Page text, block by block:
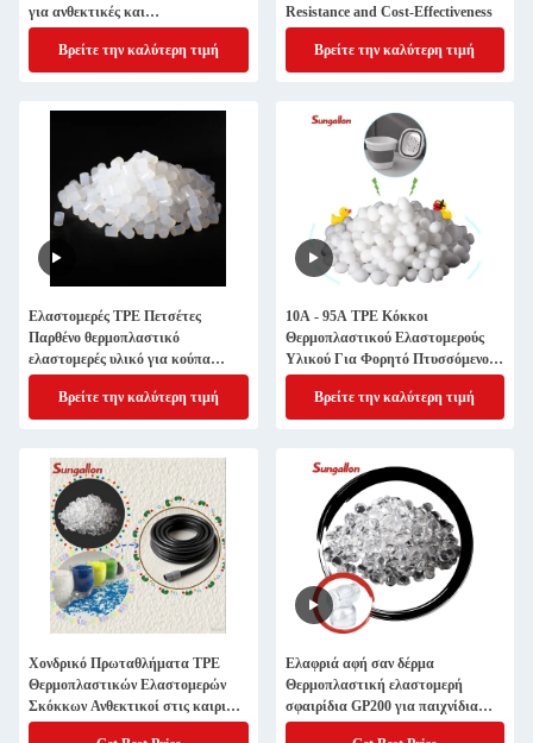
για ανθεκτικές και
ευπροσάρμοστες εφαρμογές
παιχνιδιών
Βρείτε την καλύτερη τιμή
Resistance and Cost-Effectiveness
Βρείτε την καλύτερη τιμή
Ελαστομερές TPE Πετσέτες
Παρθένο θερμοπλαστικό
ελαστομερές υλικό για κούπα
αναρρόφησης
Βρείτε την καλύτερη τιμή
10A - 95A TPE Κόκκοι
Θερμοπλαστικού Ελαστομερούς
Υλικού Για Φορητό Πτυσσόμενο
Κάδο
Βρείτε την καλύτερη τιμή
Χονδρικό Πρωταθλήματα TPE
Θερμοπλαστικών Ελαστομερών
Σκόκκων Ανθεκτικοί στις καιρικές
συνθήκες Ανθεκτικοί στις διαρροές
Ελαφριά αφή σαν δέρμα
Θερμοπλαστική ελαστομερή
σφαιρίδια GP200 για παιχνίδια
ενηλίκων